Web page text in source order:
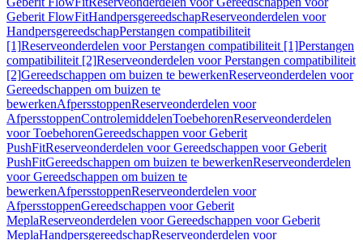
Geberit FlowFitHandpersgereedschapReserveonderdelen voor
HandpersgereedschapPerstangen compatibiliteit
[1]Reserveonderdelen voor Perstangen compatibiliteit [1]Perstangen
compatibiliteit [2]Reserveonderdelen voor Perstangen compatibiliteit
[2]Gereedschappen om buizen te bewerkenReserveonderdelen voor
Gereedschappen om buizen te
bewerkenAfpersstoppenReserveonderdelen voor
AfpersstoppenControlemiddelenToebehorenReserveonderdelen
voor ToebehorenGereedschappen voor Geberit
PushFitReserveonderdelen voor Gereedschappen voor Geberit
PushFitGereedschappen om buizen te bewerkenReserveonderdelen
voor Gereedschappen om buizen te
bewerkenAfpersstoppenReserveonderdelen voor
AfpersstoppenGereedschappen voor Geberit
MeplaReserveonderdelen voor Gereedschappen voor Geberit
MeplaHandpersgereedschapReserveonderdelen voor